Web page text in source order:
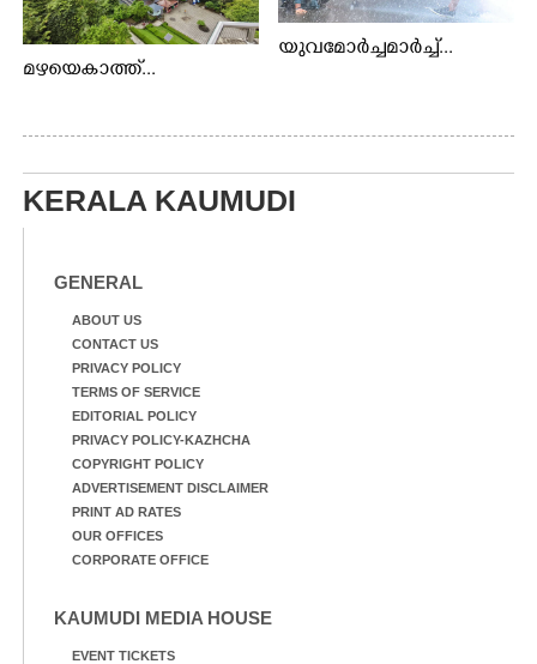
മഴയെകാത്ത്...
യുവമോർച്ചമാർച്ച്...
KERALA KAUMUDI
GENERAL
ABOUT US
CONTACT US
PRIVACY POLICY
TERMS OF SERVICE
EDITORIAL POLICY
PRIVACY POLICY-KAZHCHA
COPYRIGHT POLICY
ADVERTISEMENT DISCLAIMER
PRINT AD RATES
OUR OFFICES
CORPORATE OFFICE
KAUMUDI MEDIA HOUSE
EVENT TICKETS